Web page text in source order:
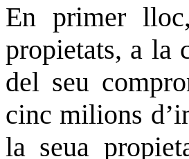
En primer
propietats, a la
del seu
cinc milions
la seua